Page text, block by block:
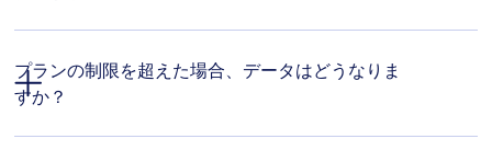
限が引き上げられ
多くのデータを収集
プランの制限を超えた場合、データはどうなりま
すか？